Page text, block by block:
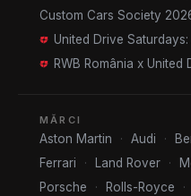
Custom Cars Society
United Drive
RWB România x United
MĂRCI
Aston Martin · Audi ·
Ferrari
· Land Rover ·
Porsche
· Rolls-Royce ·